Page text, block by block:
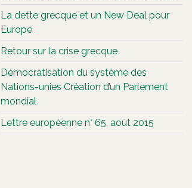
La dette grecque et un New Deal pour
Europe
Retour sur la crise grecque
Démocratisation du système des
Nations-unies Création d’un Parlement
mondial
Lettre européenne n° 65, août 2015